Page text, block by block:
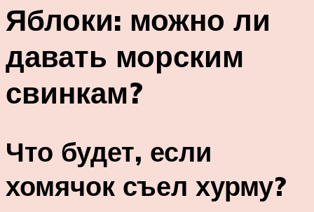
Яблоки: можно ли
давать морским
свинкам?
Что будет, если
хомячок съел хурму?